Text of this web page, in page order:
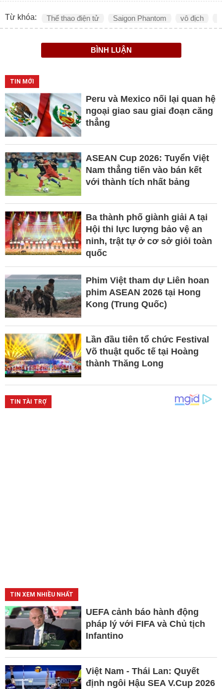
Từ khóa: Thể thao điện tử Saigon Phantom vô địch
BÌNH LUẬN
TIN MỚI
Peru và Mexico nối lại quan hệ
ngoại giao sau giai đoạn căng
thẳng
ASEAN Cup 2026: Tuyển Việt
Nam thẳng tiến vào bán kết
với thành tích nhất bảng
Ba thành phố giành giải A tại
Hội thi lực lượng bảo vệ an
ninh, trật tự ở cơ sở giỏi toàn
quốc
Phim Việt tham dự Liên hoan
phim ASEAN 2026 tại Hong
Kong (Trung Quốc)
Lần đầu tiên tổ chức Festival
Võ thuật quốc tế tại Hoàng
thành Thăng Long
TIN XEM NHIỀU NHẤT
UEFA cảnh báo hành động
pháp lý với FIFA và Chủ tịch
Infantino
Việt Nam - Thái Lan: Quyết
định ngôi Hậu SEA V.Cup 2026